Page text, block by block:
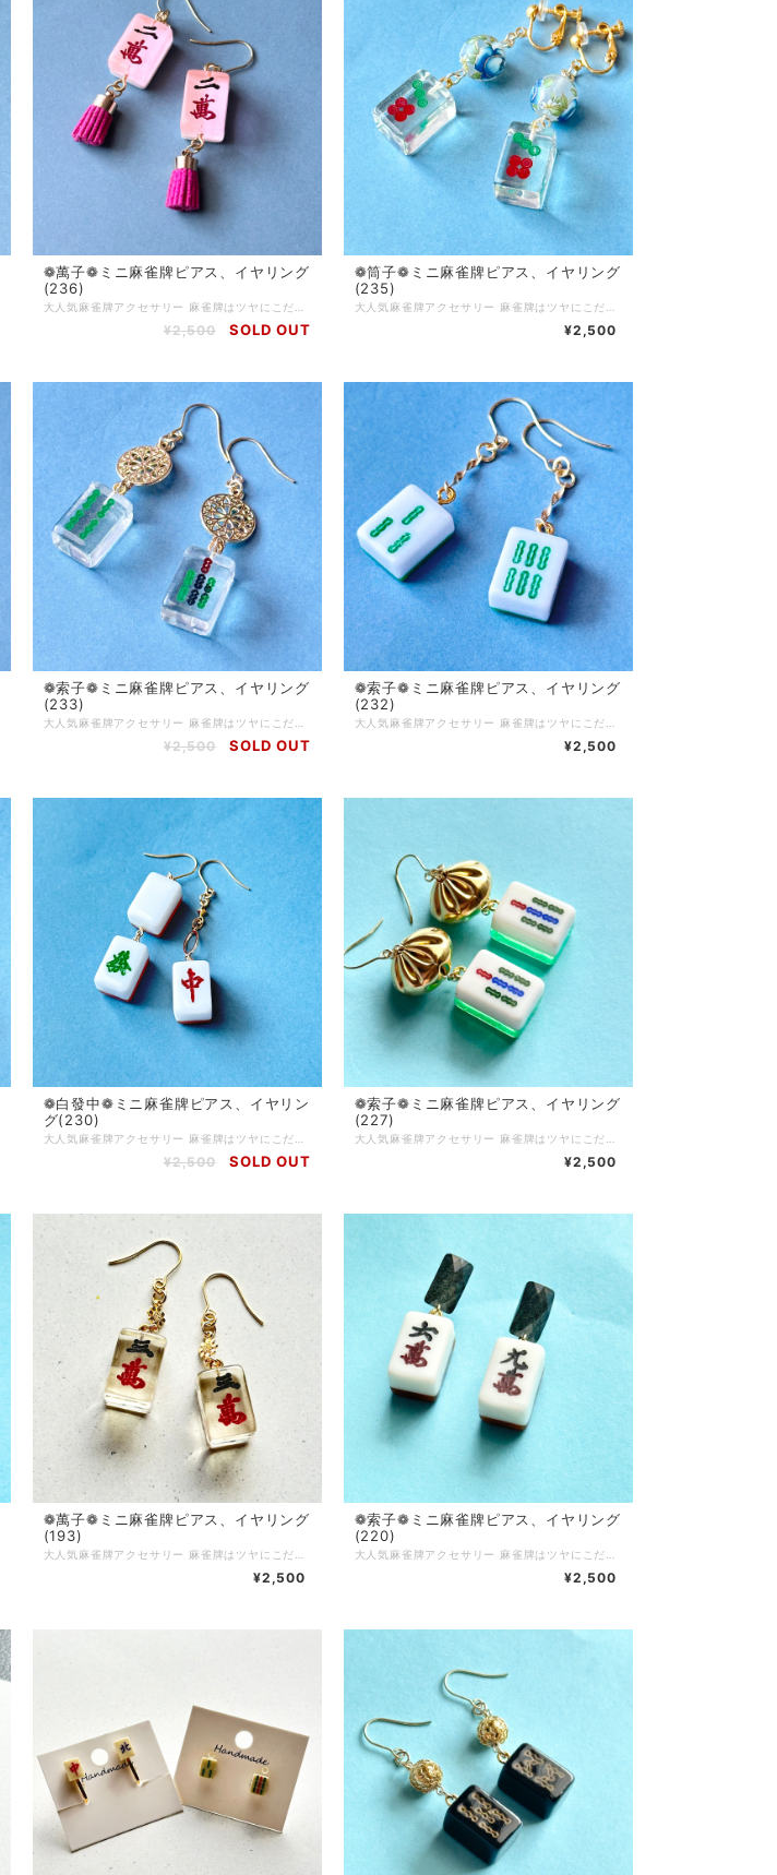
❁萬子❁ミニ 麻雀牌ピアス、イヤリング
(236)
¥2,500 SOLD OUT
❁筒子❁ミニ 麻雀牌ピアス、イヤリング
(235)
¥2,500
❁索子❁ミニ 麻雀牌ピアス、イヤリング
(233)
¥2,500 SOLD OUT
❁索子❁ミニ 麻雀牌ピアス、イヤリング
(232)
¥2,500
❁白發中❁ミニ 麻雀牌ピアス、イヤリン
グ(230)
¥2,500 SOLD OUT
❁索子❁ミニ 麻雀牌ピアス、イヤリング
(227)
¥2,500
❁ 萬子❁ミニ 麻雀牌ピアス、イヤリング
(193)
¥2,500
❁索子❁ミニ 麻雀牌ピアス、イヤリング
(220)
¥2,500